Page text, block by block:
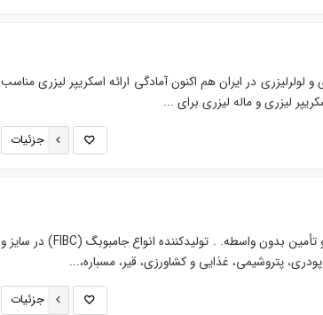
لولرلیزری در ایران هم اکنون آمادگی ارائه اسکریپر لیزری مناسب
جزئیات
فروش مستقیم جامبوبگ و کیسه سبک سیمانی تولید و تأمین بدون واسطه. . تولیدکننده انواع جامبوبگ (FIBC) در سایز و
پتروشیمی، غذایی و کشاورزی، قیر، مسباره،...
جزئیات